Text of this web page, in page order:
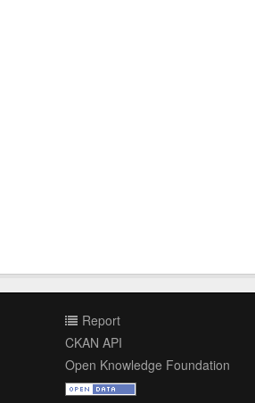
Report
CKAN API
Open Knowledge Foundation